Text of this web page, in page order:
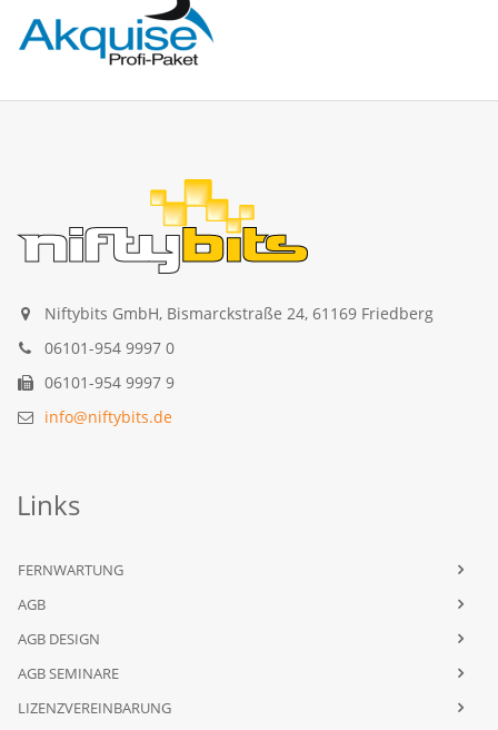
Niftybits GmbH, Bismarckstraße 24, 61169 Friedberg
06101-954 9997 0
06101-954 9997 9
info@niftybits.de
Links
FERNWARTUNG
AGB
AGB DESIGN
AGB SEMINARE
LIZENZVEREINBARUNG